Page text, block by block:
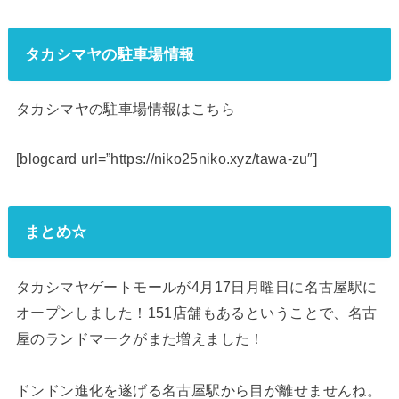
タカシマヤの駐車場情報
タカシマヤの駐車場情報はこちら
[blogcard url=”https://niko25niko.xyz/tawa-zu″]
まとめ☆
タカシマヤゲートモールが4月17日月曜日に名古屋駅に
オープンしました！151店舗もあるということで、名古
屋のランドマークがまた増えました！
ドンドン進化を遂げる名古屋駅から目が離せませんね。